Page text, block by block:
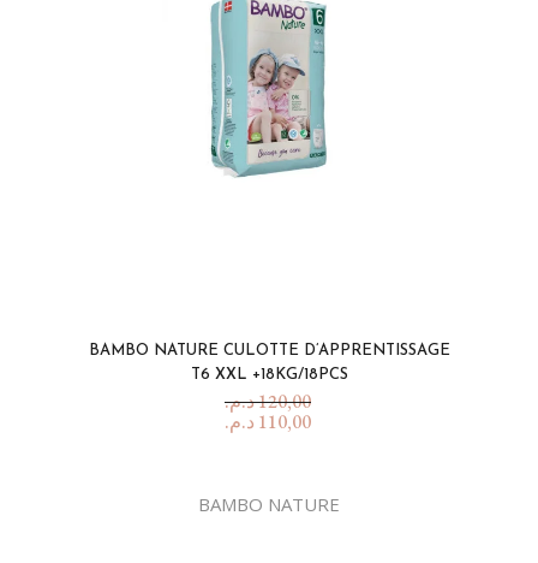
BAMBO NATURE CULOTTE D’APPRENTISSAGE
T6 XXL +18KG/18PCS
120,00د.م.
110,00 د.م.
BAMBO NATURE